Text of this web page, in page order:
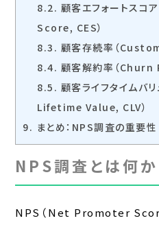
8.2. 顧客エフォートス
Score, CES）
8.3. 顧客存続率（
8.4. 顧客解約率（Churn
8.5. 顧客ライフタイムバ
Lifetime Value, CLV）
9. まとめ：NPS調査の重要性
NPS調査とは何か
NPS（Net Promoter Score